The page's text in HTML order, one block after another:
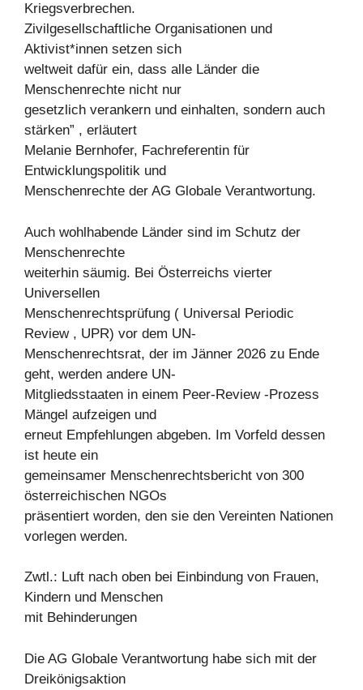
Kriegsverbrechen.
Zivilgesellschaftliche Organisationen und
Aktivist*innen setzen sich
weltweit dafür ein, dass alle Länder die
Menschenrechte nicht nur
gesetzlich verankern und einhalten, sondern auch
stärken” , erläutert
Melanie Bernhofer, Fachreferentin für
Entwicklungspolitik und
Menschenrechte der AG Globale Verantwortung.
Auch wohlhabende Länder sind im Schutz der
Menschenrechte
weiterhin säumig. Bei Österreichs vierter
Universellen
Menschenrechtsprüfung ( Universal Periodic
Review , UPR) vor dem UN-
Menschenrechtsrat, der im Jänner 2026 zu Ende
geht, werden andere UN-
Mitgliedsstaaten in einem Peer-Review -Prozess
Mängel aufzeigen und
erneut Empfehlungen abgeben. Im Vorfeld dessen
ist heute ein
gemeinsamer Menschenrechtsbericht von 300
österreichischen NGOs
präsentiert worden, den sie den Vereinten Nationen
vorlegen werden.
Zwtl.: Luft nach oben bei Einbindung von Frauen,
Kindern und Menschen
mit Behinderungen
Die AG Globale Verantwortung habe sich mit der
Dreikönigsaktion